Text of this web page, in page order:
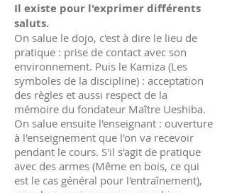
Il existe pour l'exprimer différents
saluts.
On salue le dojo, c'est à dire le lieu de
pratique : prise de contact avec son
environnement. Puis le Kamiza (Les
symboles de la discipline) : acceptation
des règles et aussi respect de la
mémoire du fondateur Maître Ueshiba.
On salue ensuite l'enseignant : ouverture
à l'enseignement que l'on va recevoir
pendant le cours. S'il s'agit de pratique
avec des armes (Même en bois, ce qui
est le cas général pour l'entraînement),